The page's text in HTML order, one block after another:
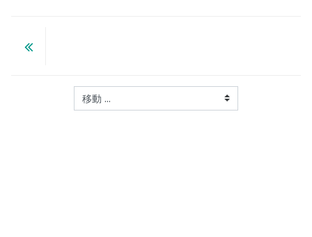
移動 ...